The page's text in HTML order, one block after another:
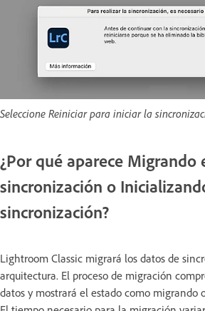
Seleccione Reiniciar para iniciar la
¿Por qué aparece Migrando
sincronización o
sincronización?
Lightroom Classic migrará los datos de
arquitectura. El proceso de migración
datos y mostrará el estado como migrando